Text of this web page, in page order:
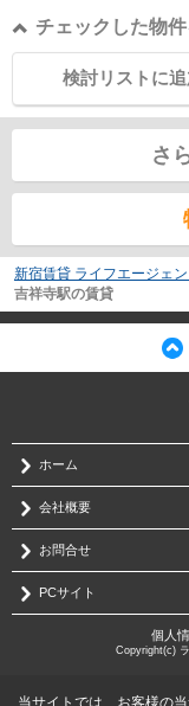
チェックした物
検討リストに追
さ
新宿賃貸 ライフエージェ
吉祥寺駅の賃貸
ホーム
会社概要
お問合せ
PCサイト
個人
Copyright(c)
当サイトでは、お客様の